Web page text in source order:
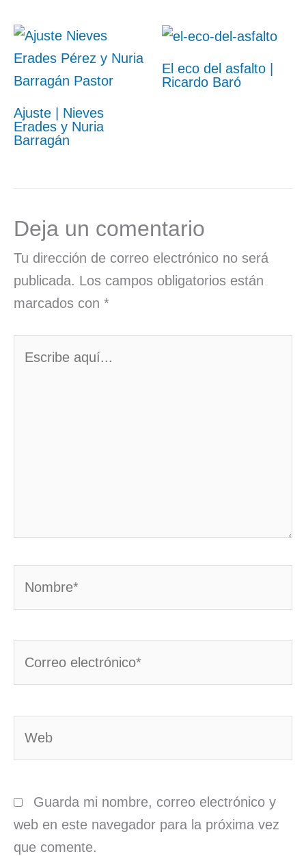
Ajuste | Nieves
Erades y Nuria
Barragán
El eco del asfalto |
Ricardo Baró
Deja un comentario
Tu dirección de correo electrónico no será
publicada. Los campos obligatorios están
marcados con *
Guarda mi nombre, correo electrónico y
web en este navegador para la próxima vez
que comente.